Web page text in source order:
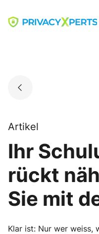
content
Go to landing page.
Artikel
Ihr
rückt
Sie mit
Klar ist: Nur wer weiss,